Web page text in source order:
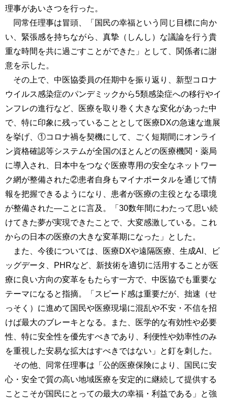
理事があいさつを行った。
同常任理事は冒頭、「国民の幸福という同じ目標に向か
い、緊張感を持ちながら、真摯（しんし）な議論を行う貴
重な時間を共に過ごすことができた」として、関係者に謝
意を示した。
その上で、中医協委員の任期中を振り返り、新型コロナ
ウイルス感染症のパンデミックから5類感染症への移行やイ
ンフレの進行など、医療を取り巻く大きな変化があった中
で、特に印象に残っていることとして医療DXの急速な進展
を挙げ、①コロナ禍を契機にして、ごく短期間にオンライ
ン資格確認等システムが全国のほとんどの医療機関・薬局
に導入され、日本中をつなぐ医療専用の安全なネットワー
ク網が整備された②患者自身もマイナポータルを通じて情
報を把握できるようになり、患者が医療の主役となる環境
が整備された―ことに言及。「30数年間にわたって思い続
けてきた夢が実現できたことで、大変感激している。これ
からの日本の医療の大きな変革期になった」とした。
また、今後については、医療DXや遠隔医療、生成AI、ビ
ッグデータ、PHRなど、新技術を適切に活用することが医
療に良い方向の変革をもたらす一方で、中医協でも重要な
テーマになると指摘。「スピード感は重要だが、拙速（せ
っそく）に進めて国民や医療現場に混乱や不安・不信を招
けば最大のブレーキとなる。また、医学的な有効性や必要
性、特に安全性を優先すべきであり、利便性や効率性のみ
を重視した安易な拡大はすべきではない」と釘を刺した。
その他、同常任理事は「公的医療保険により、国民に安
心・安全で質の高い地域医療を安定的に継続して提供する
ことこそが国民にとっての最大の幸福・利益である」と強